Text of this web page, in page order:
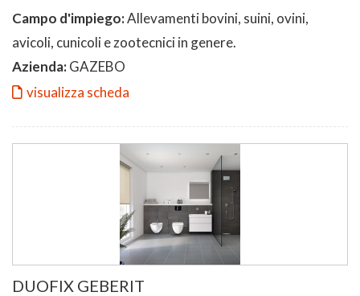
Campo d'impiego:Allevamenti bovini, suini, ovini,
avicoli, cunicoli e zootecnici in genere.
Azienda:GAZEBO
visualizza scheda
DUOFIX GEBERIT